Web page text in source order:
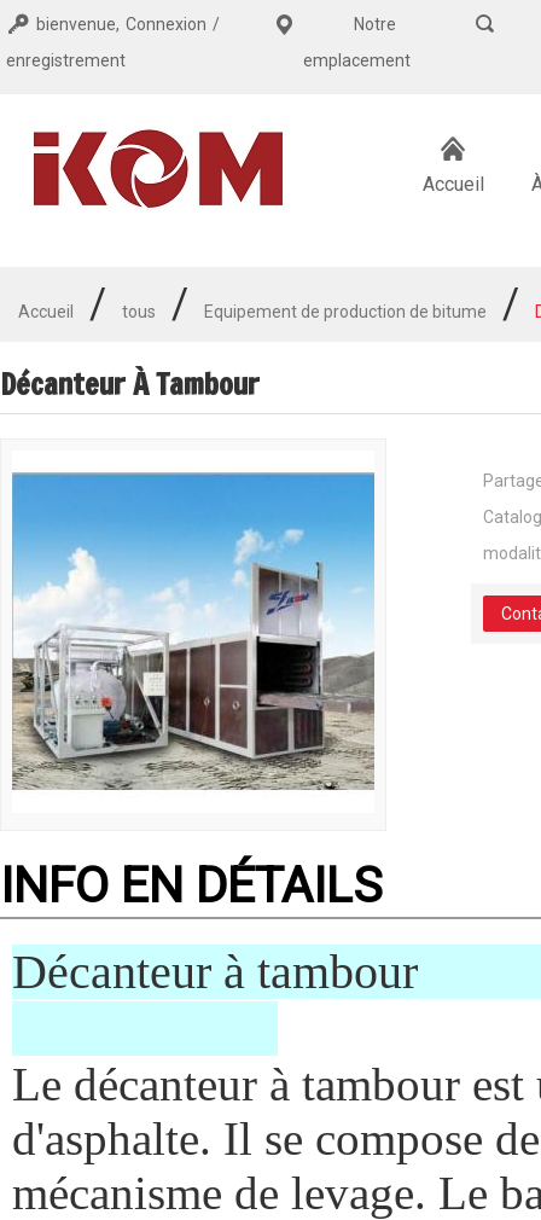
bienvenue, Connexion /
enregistrement
Notre
emplacement
Accueil
Accueil / tous / Equipement de production de bitume /
Décanteur À Tambour
INFO EN DÉTAILS
Le décanteur à tambour
d'asphalte. Il se compose
mécanisme de levage. Le